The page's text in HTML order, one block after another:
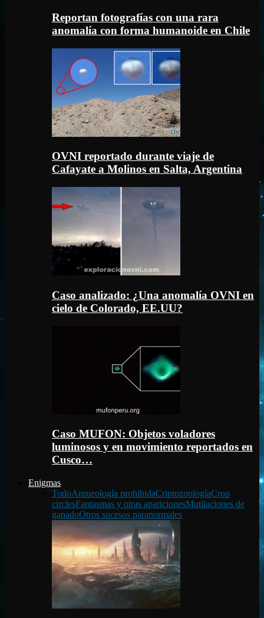
Reportan fotografías con una rara
anomalía con forma humanoide en Chile
OVNI reportado durante viaje de
Cafayate a Molinos en Salta, Argentina
Caso analizado: ¿Una anomalía OVNI en
cielo de Colorado, EE.UU?
Caso MUFON: Objetos voladores
luminosos y en movimiento reportados en
Cusco…
Enigmas
TodoArqueología prohibidaCriptozoologíaCrop
circlesFantasmas y otras aparicionesMutilaciones de
ganadoOtros sucesos paranormales